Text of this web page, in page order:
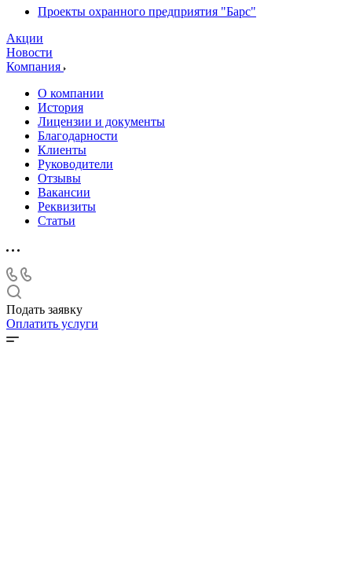
Проекты охранного предприятия "Барс"
Акции
Новости
Компания
О компании
История
Лицензии и документы
Благодарности
Клиенты
Руководители
Отзывы
Вакансии
Реквизиты
Статьи
Подать заявку
Оплатить услуги